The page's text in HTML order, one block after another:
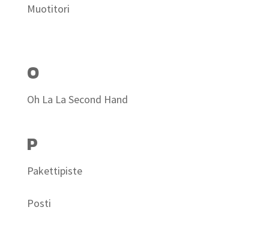
Muotitori
O
Oh La La Second Hand
P
Pakettipiste
Posti